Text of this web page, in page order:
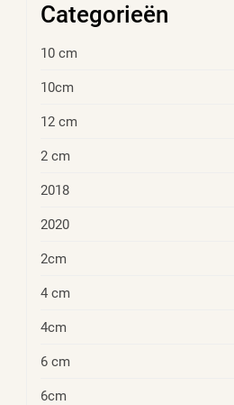
Categorieën
10 cm
10cm
12 cm
2 cm
2018
2020
2cm
4 cm
4cm
6 cm
6cm